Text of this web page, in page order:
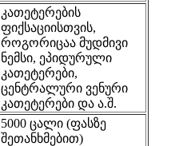
კათეტერების
ფიქსაციისთვის,
როგორიცაა მუდმივი
ნემსი, ეპიდურული
კათეტერები,
ცენტრალური ვენური
კათეტერები და ა.შ.
5000 ცალი (ფასზე
შეთანხმებით)